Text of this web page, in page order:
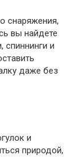
снаряжения,
вы найдете
спиннинги и
даже без
и
природой,